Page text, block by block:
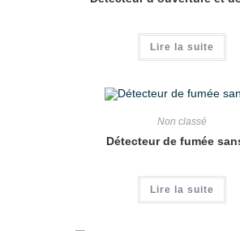
Lire la suite
Non classé
Détecteur de fumée
Lire la suite